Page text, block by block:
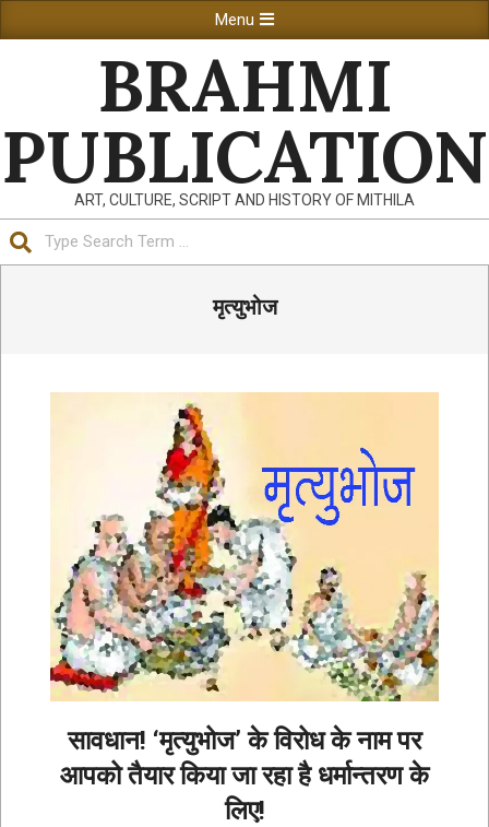
to
Navigation
Menu
BRAHMI
PUBLICATION
ART, CULTURE, SCRIPT AND HISTORY OF MITHILA
मृत्युभोज
सावधान! ‘मृत्युभोज’ के विरोध के नाम पर
आपको तैयार किया जा रहा है धर्मान्तरण के
लिए!